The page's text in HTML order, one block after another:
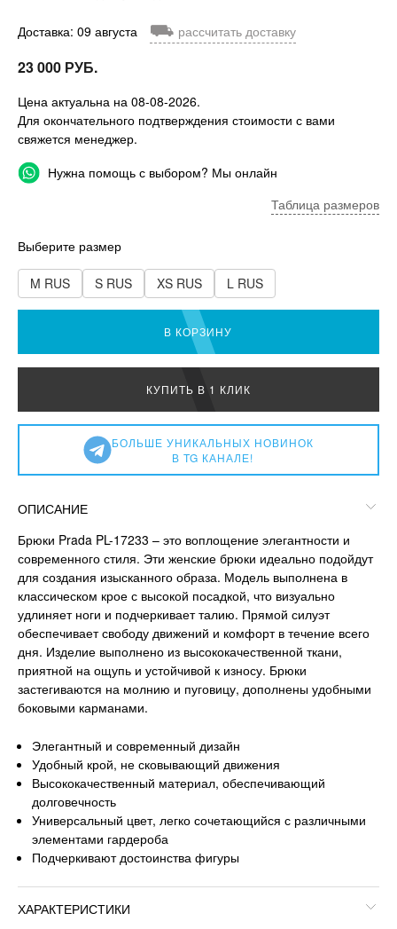
Доставка: 09 августа ⛟ рассчитать доставку
23 000 РУБ.
Цена актуальна на 08-08-2026.
Для окончательного подтверждения стоимости с вами
свяжется менеджер.
Нужна помощь с выбором? Мы онлайн
Таблица размеров
Выберите размер
M RUS S RUS XS RUS L RUS
В КОРЗИНУ
КУПИТЬ В 1 КЛИК
БОЛЬШЕ УНИКАЛЬНЫХ НОВИНОК
В TG КАНАЛЕ!
ОПИСАНИЕ
Брюки Prada PL-17233 – это воплощение элегантности и
современного стиля. Эти женские брюки идеально подойдут
для создания изысканного образа. Модель выполнена в
классическом крое с высокой посадкой, что визуально
удлиняет ноги и подчеркивает талию. Прямой силуэт
обеспечивает свободу движений и комфорт в течение всего
дня. Изделие выполнено из высококачественной ткани,
приятной на ощупь и устойчивой к износу. Брюки
застегиваются на молнию и пуговицу, дополнены удобными
боковыми карманами.
Элегантный и современный дизайн
Удобный крой, не сковывающий движения
Высококачественный материал, обеспечивающий
долговечность
Универсальный цвет, легко сочетающийся с различными
элементами гардероба
Подчеркивают достоинства фигуры
ХАРАКТЕРИСТИКИ